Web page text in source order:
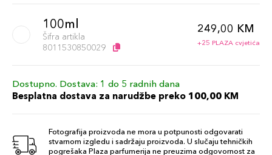
100ml
Šifra artikla
8011530850029
249,00 KM
+25 PLAZA cvjetića
Dostupno. Dostava: 1 do 5 radnih dana
Besplatna dostava za narudžbe preko 100,00 KM
Fotografija proizvoda ne mora u potpunosti odgovarati
stvarnom izgledu i sadržaju proizvoda. U slučaju tehničkih
pogrešaka Plaza parfumerija ne preuzima odgovornost za